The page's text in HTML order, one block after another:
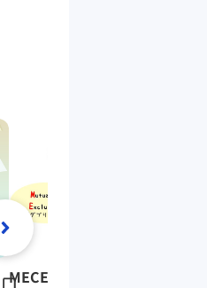
MECE ~抜け漏れなく分解・構造